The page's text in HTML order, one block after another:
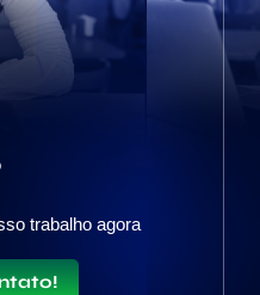
trabalho agora